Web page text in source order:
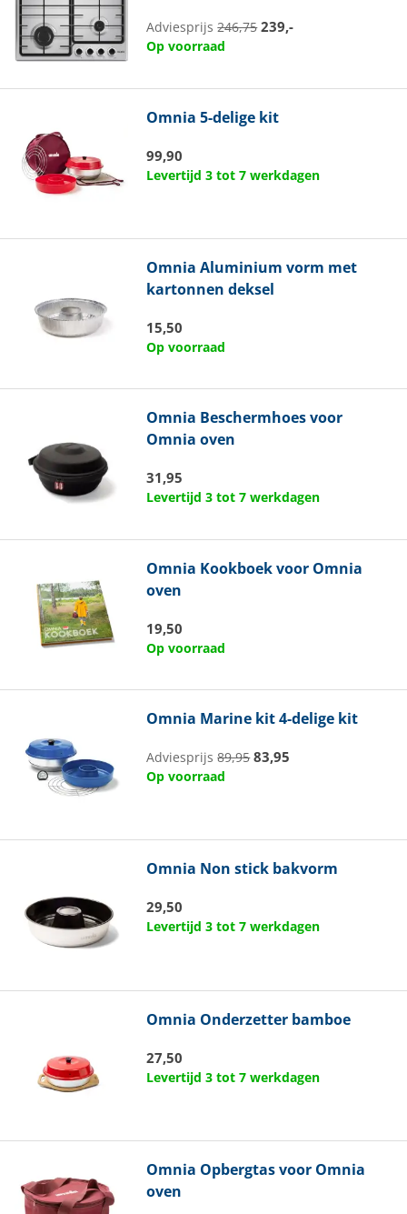
Adviesprijs246,75 239,-
Op voorraad
Omnia 5-delige kit
99,90
Levertijd 3 tot 7 werkdagen
Omnia Aluminium vorm met
kartonnen deksel
15,50
Op voorraad
Omnia Beschermhoes voor
Omnia oven
31,95
Levertijd 3 tot 7 werkdagen
Omnia Kookboek voor Omnia
oven
19,50
Op voorraad
Omnia Marine kit 4-delige kit
Adviesprijs89,95 83,95
Op voorraad
Omnia Non stick bakvorm
29,50
Levertijd 3 tot 7 werkdagen
Omnia Onderzetter bamboe
27,50
Levertijd 3 tot 7 werkdagen
Omnia Opbergtas voor Omnia
oven